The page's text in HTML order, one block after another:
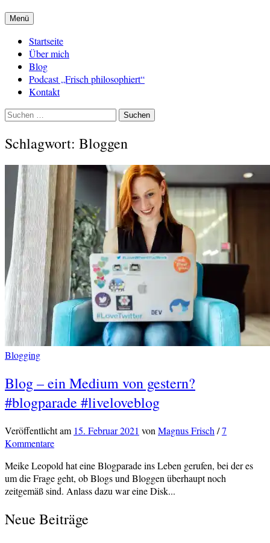
Menü
Startseite
Über mich
Blog
Podcast „Frisch philosophiert“
Kontakt
Suchen
Schlagwort: Bloggen
Blogging
Blog – ein Medium von gestern?
#blogparade #liveloveblog
Veröffentlichtam 15. Februar 2021 von Magnus Frisch /7
Kommentare
Meike Leopold hat eine Blogparade ins Leben gerufen, bei der es
um die Frage geht, ob Blogs und Bloggen überhaupt noch
zeitgemäß sind. Anlass dazu war eine Disk...
Neue Beiträge